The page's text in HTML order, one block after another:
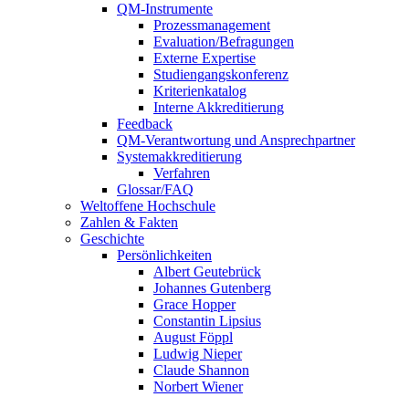
QM-Instrumente
Prozessmanagement
Evaluation/Befragungen
Externe Expertise
Studiengangskonferenz
Kriterienkatalog
Interne Akkreditierung
Feedback
QM-Verantwortung und Ansprechpartner
Systemakkreditierung
Verfahren
Glossar/FAQ
Weltoffene Hochschule
Zahlen & Fakten
Geschichte
Persönlichkeiten
Albert Geutebrück
Johannes Gutenberg
Grace Hopper
Constantin Lipsius
August Föppl
Ludwig Nieper
Claude Shannon
Norbert Wiener